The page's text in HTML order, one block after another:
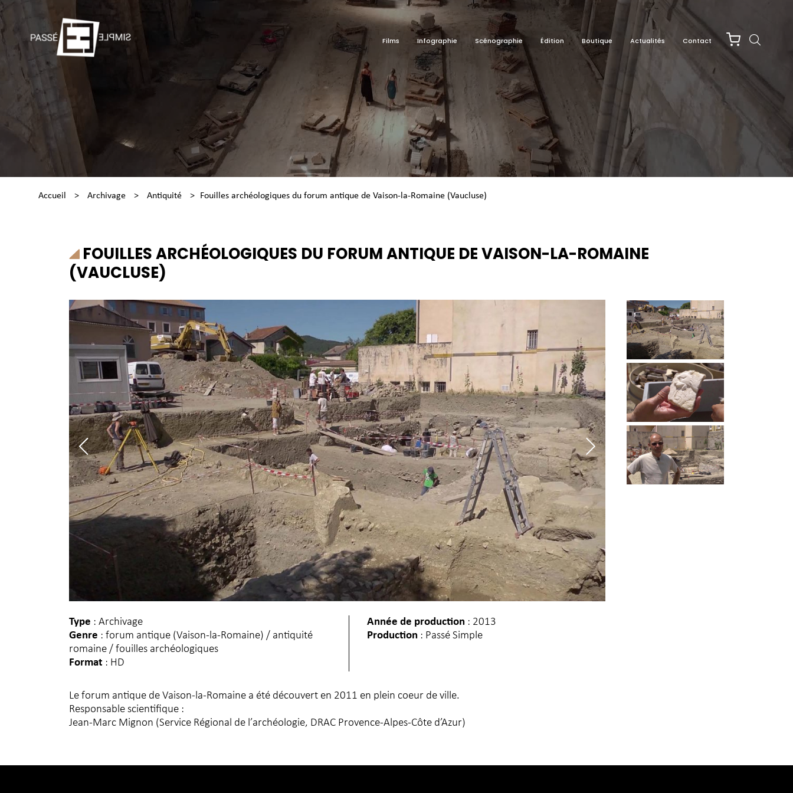
Films Infographie Scénographie Édition Boutique Actualités Contact
Accueil > Archivage > Antiquité > Fouilles archéologiques du forum antique de Vaison-la-Romaine (Vaucluse)
FOUILLES ARCHÉOLOGIQUES DU FORUM ANTIQUE DE VAISON-LA-ROMAINE
(VAUCLUSE)
Type : Archivage
Genre : forum antique (Vaison-la-Romaine) / antiquité
romaine / fouilles archéologiques
Format : HD
Année de production : 2013
Production : Passé Simple
Le forum antique de Vaison-la-Romaine a été découvert en 2011 en plein coeur de ville.
Responsable scientifique :
Jean-Marc Mignon (Service Régional de l’archéologie, DRAC Provence-Alpes-Côte d’Azur)